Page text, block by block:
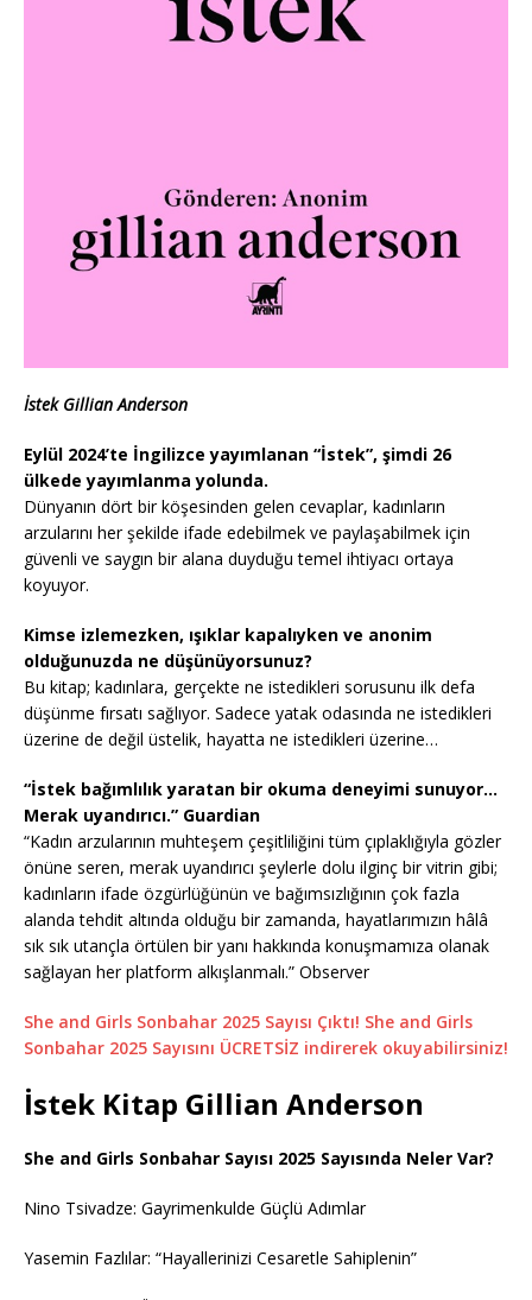
İstek Gillian Anderson
Eylül 2024’te İngilizce yayımlanan “İstek”, şimdi 26
ülkede yayımlanma yolunda.
Dünyanın dört bir köşesinden gelen cevaplar, kadınların
arzularını her şekilde ifade edebilmek ve paylaşabilmek için
güvenli ve saygın bir alana duyduğu temel ihtiyacı ortaya
koyuyor.
Kimse izlemezken, ışıklar kapalıyken ve anonim
olduğunuzda ne düşünüyorsunuz?
Bu kitap; kadınlara, gerçekte ne istedikleri sorusunu ilk defa
düşünme fırsatı sağlıyor. Sadece yatak odasında ne istedikleri
üzerine de değil üstelik, hayatta ne istedikleri üzerine…
“İstek bağımlılık yaratan bir okuma deneyimi sunuyor…
Merak uyandırıcı.” Guardian
“Kadın arzularının muhteşem çeşitliliğini tüm çıplaklığıyla gözler
önüne seren, merak uyandırıcı şeylerle dolu ilginç bir vitrin gibi;
kadınların ifade özgürlüğünün ve bağımsızlığının çok fazla
alanda tehdit altında olduğu bir zamanda, hayatlarımızın hâlâ
sık sık utançla örtülen bir yanı hakkında konuşmamıza olanak
sağlayan her platform alkışlanmalı.” Observer
She and Girls Sonbahar 2025 Sayısı Çıktı! She and Girls
Sonbahar 2025 Sayısını ÜCRETSİZ indirerek okuyabilirsiniz!
İstek Kitap Gillian Anderson
She and Girls Sonbahar Sayısı 2025 Sayısında Neler Var?
Nino Tsivadze: Gayrimenkulde Güçlü Adımlar
Yasemin Fazlılar: “Hayallerinizi Cesaretle Sahiplenin”